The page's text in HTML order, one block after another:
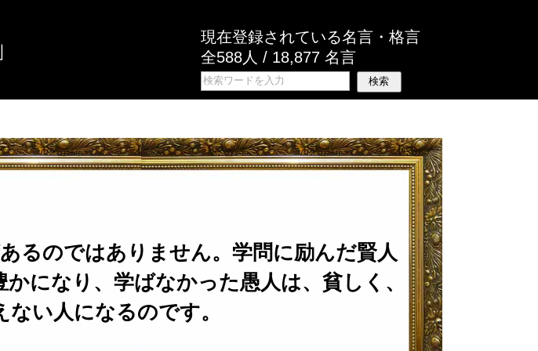
現在登録されている名言・格言
全588人 / 18,877 名言
るのではありません。学問に励んだ賢人
になり、学ばなかった愚人は、貧しく、
い人になるのです。